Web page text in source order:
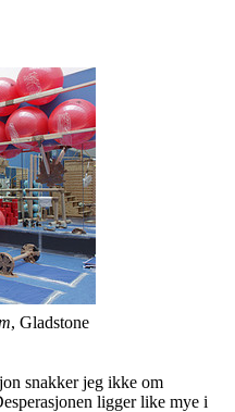
, Gladstone
snakker jeg ikke om
ligger like mye i